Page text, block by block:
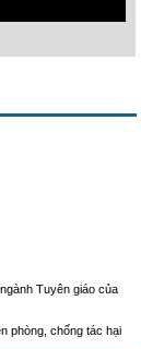
Tuyên giáo của
phòng, chống tác hại